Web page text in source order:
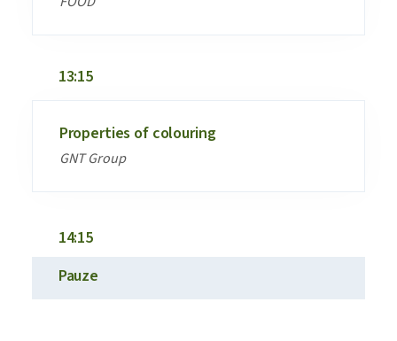
13:15
Properties of colouring
GNT Group
14:15
Pauze